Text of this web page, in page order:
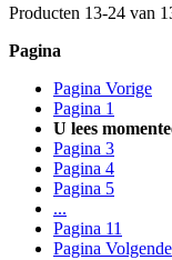
Producten 13-24 van
Pagina
Pagina Vorige
Pagina 1
U lees
Pagina 3
Pagina 4
Pagina 5
...
Pagina 11
Pagina Volgende